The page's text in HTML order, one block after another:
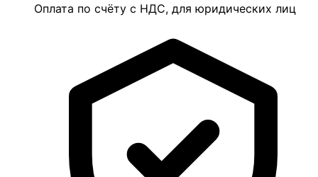
Оплата по счёту с НДС, для юридических лиц